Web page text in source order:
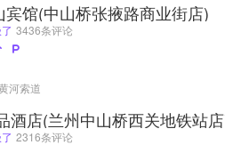
宾馆(中山桥张掖路商业街店)
3436条评论

河索道
酒店(兰州中山桥西关地铁站
2316条评论